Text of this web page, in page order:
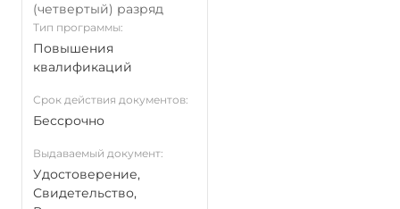
(четвертый) разряд
Тип программы:
Повышения
квалификаций
Срок действия документов:
Бессрочно
Выдаваемый документ:
Удостоверение,
Свидетельство,